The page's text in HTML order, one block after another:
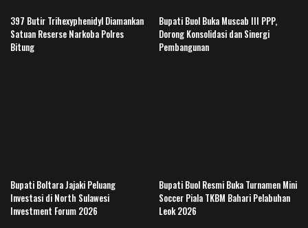
397 Butir Trihexyphenidyl Diamankan
Satuan Reserse Narkoba Polres
Bitung
Bupati Buol Buka Muscab III PPP,
Dorong Konsolidasi dan Sinergi
Pembangunan
Bupati Boltara Jajaki Peluang
Investasi di North Sulawesi
Investment Forum 2026
Bupati Buol Resmi Buka Turnamen Mini
Soccer Piala TKBM Bahari Pelabuhan
Leok 2026